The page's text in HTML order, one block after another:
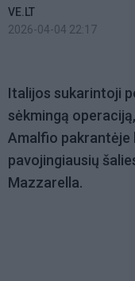
VE.LT
2026-04-04 22:17
Italijos sukarintoji
sėkmingą
Amalfio pakrantėje
pavojingiausių
Mazzarella.